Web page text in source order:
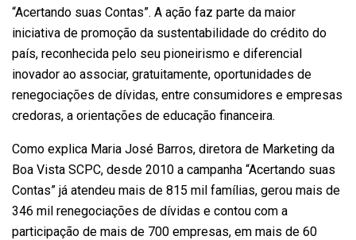
“Acertando suas Contas”. A ação faz parte da maior
iniciativa de promoção da sustentabilidade do crédito do
país, reconhecida pelo seu pioneirismo e diferencial
inovador ao associar, gratuitamente, oportunidades de
renegociações de dívidas, entre consumidores e empresas
credoras, a orientações de educação financeira.
Como explica Maria José Barros, diretora de Marketing da
Boa Vista SCPC, desde 2010 a campanha “Acertando suas
Contas” já atendeu mais de 815 mil famílias, gerou mais de
346 mil renegociações de dívidas e contou com a
participação de mais de 700 empresas, em mais de 60